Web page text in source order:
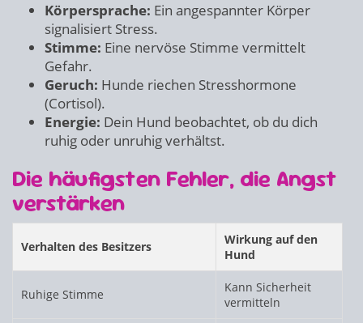
Körpersprache: Ein angespannter Körper
signalisiert Stress.
Stimme: Eine nervöse Stimme vermittelt
Gefahr.
Geruch: Hunde riechen Stresshormone
(Cortisol).
Energie: Dein Hund beobachtet, ob du dich
ruhig oder unruhig verhältst.
Die häufigsten Fehler, die Angst
verstärken
Verhalten des Besitzers
Wirkung auf den
Hund
Ruhige Stimme
Kann Sicherheit
vermitteln